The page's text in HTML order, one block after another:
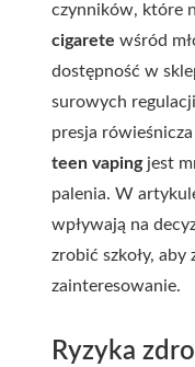
czynników, które
cigarete wśród
dostępność w
surowych
presja
teen vapingjest
palenia. W
wpływają na
zrobić szkoły,
zainteresowanie.
Ryzyka